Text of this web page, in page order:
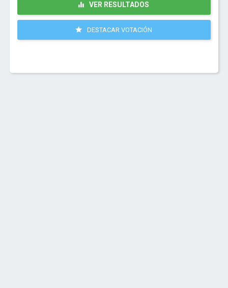
VER RESULTADOS
DESTACAR VOTACIÓN